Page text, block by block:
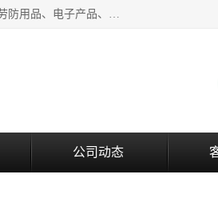
上海青禾贸易有限公司成立于2020年，注册地位于上海市宝山区。经营范围包括：机械设备、五金制品、劳防用品、电子产品、塑胶制品、家具、模具、纺织品、仪器仪表、建筑材料、装饰材料、化工产品、金属制品、机车配件等货物进出口报关、清关服务。
公司动态